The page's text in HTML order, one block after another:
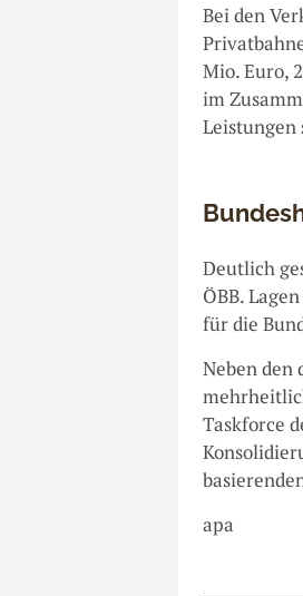
Bei den
Mio. Euro,
im
Leistungen
Deutlich
ÖBB.
für die
Neben
Taskforce
apa